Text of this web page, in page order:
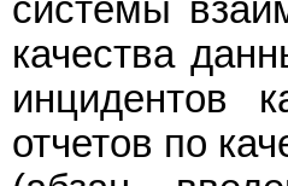
системы
качества
инцидентов
отчетов по